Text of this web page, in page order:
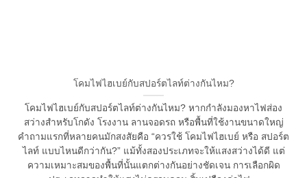
โคมไฟไฮเบย์กับสปอร์ตไลท์ต่างกันไหม?
โคมไฟไฮเบย์กับสปอร์ตไลท์ต่างกันไหม? หากกำลังมองหาไฟส่อง
สว่างสำหรับโกดัง โรงงาน ลานจอดรถ หรือพื้นที่ใช้งานขนาดใหญ่
คำถามแรกที่หลายคนมักสงสัยคือ “ควรใช้ โคมไฟไฮเบย์ หรือ สปอร์ต
ไลท์ แบบไหนดีกว่ากัน?” แม้ทั้งสองประเภทจะให้แสงสว่างได้ดี แต่
ความเหมาะสมของพื้นที่นั้นแตกต่างกันอย่างชัดเจน การเลือกผิด